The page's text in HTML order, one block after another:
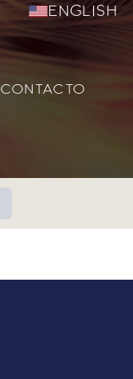
English
CONTACTO